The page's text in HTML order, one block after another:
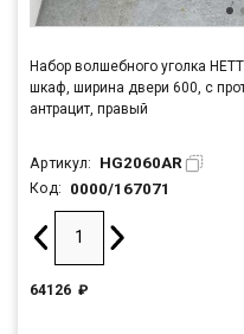
Набор волшебного уголка
шкаф, ширина двери 600, с
антрацит, правый
Артикул: HG2060AR
Код: 0000/167071
64126 ₽